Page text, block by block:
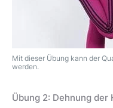
Mit dieser Übung kann der
werden.
Übung 2: Dehnung